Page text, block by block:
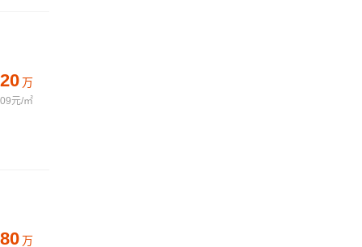
万
元/㎡
80万